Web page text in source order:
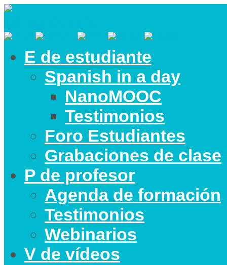
E de estudiante
Spanish in a day
NanoMOOC
Testimonios
Foro Estudiantes
Grabaciones de clase
P de profesor
Agenda de formación
Testimonios
Webinarios
V de vídeos